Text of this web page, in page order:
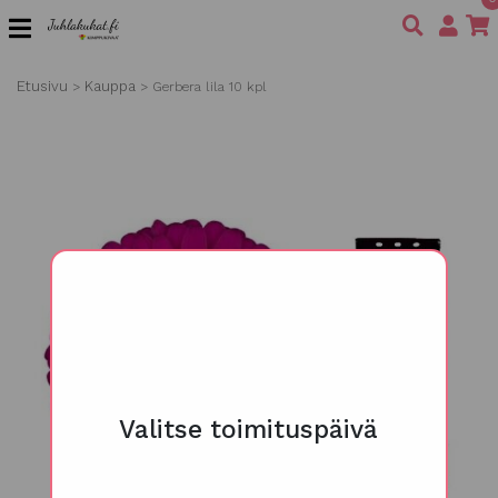
Valitse toimituspäivä
Etusivu > Kauppa > Gerbera lila 10 kpl